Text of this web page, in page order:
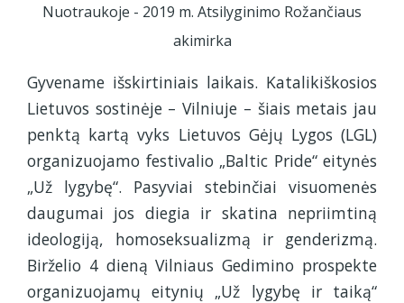
Nuotraukoje - 2019 m. Atsilyginimo Rožančiaus
akimirka
Gyvename išskirtiniais laikais. Katalikiškosios
Lietuvos sostinėje – Vilniuje – šiais metais jau
penktą kartą vyks Lietuvos Gėjų Lygos (LGL)
organizuojamo festivalio „Baltic Pride“ eitynės
„Už lygybę“. Pasyviai stebinčiai visuomenės
daugumai jos diegia ir skatina nepriimtiną
ideologiją, homoseksualizmą ir genderizmą.
Birželio 4 dieną Vilniaus Gedimino prospekte
organizuojamų eitynių „Už lygybę ir taiką“